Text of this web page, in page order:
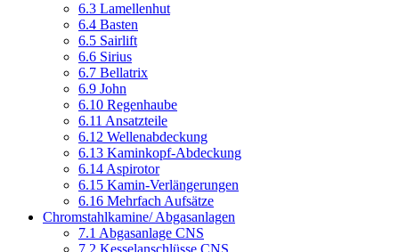
6.3 Lamellenhut
6.4 Basten
6.5 Sairlift
6.6 Sirius
6.7 Bellatrix
6.9 John
6.10 Regenhaube
6.11 Ansatzteile
6.12 Wellenabdeckung
6.13 Kaminkopf-Abdeckung
6.14 Aspirotor
6.15 Kamin-Verlängerungen
6.16 Mehrfach Aufsätze
Chromstahlkamine/ Abgasanlagen
7.1 Abgasanlage CNS
7.2 Kesselanschlüsse CNS